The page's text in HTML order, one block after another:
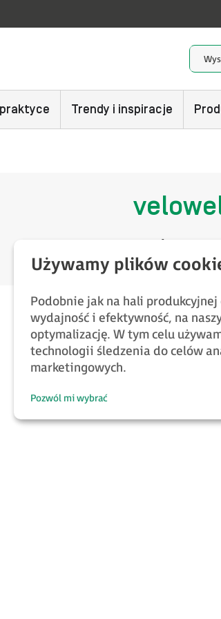
Trendy i inspiracje
1 post
Podobnie jak na hali produkcyjnej
wydajność i efektywność, na
optymalizację. W tym celu
technologii śledzenia do celów
marketingowych.
Pozwól mi wybrać